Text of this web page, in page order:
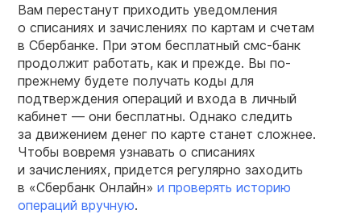
Вам перестанут приходить уведомления
о списаниях и зачислениях по картам и счетам
в Сбербанке. При этом бесплатный смс-банк
продолжит работать, как и прежде. Вы по-
прежнему будете получать коды для
подтверждения операций и входа в личный
кабинет — они бесплатны. Однако следить
за движением денег по карте станет сложнее.
Чтобы вовремя узнавать о списаниях
и зачислениях, придется регулярно заходить
в «Сбербанк Онлайн» и проверять историю
операций вручную.